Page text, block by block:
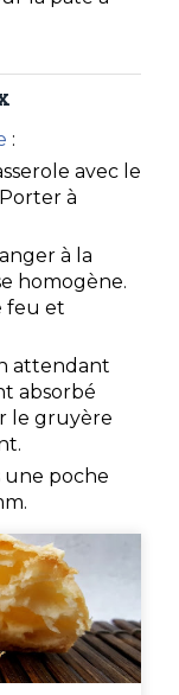
:
avec le
à
à la
homogène.
feu et
attendant
absorbé
le gruyère
une poche